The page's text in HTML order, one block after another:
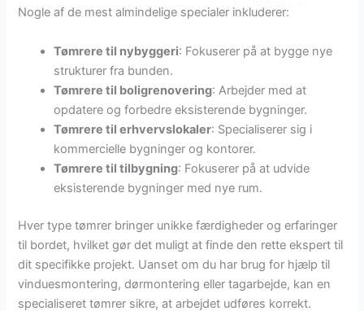
Nogle af de mest almindelige specialer inkluderer:
Tømrere til nybyggeri: Fokuserer på at bygge nye
strukturer fra bunden.
Tømrere til boligrenovering: Arbejder med at
opdatere og forbedre eksisterende bygninger.
Tømrere til erhvervslokaler: Specialiserer sig i
kommercielle bygninger og kontorer.
Tømrere til tilbygning: Fokuserer på at udvide
eksisterende bygninger med nye rum.
Hver type tømrer bringer unikke færdigheder og erfaringer
til bordet, hvilket gør det muligt at finde den rette ekspert til
dit specifikke projekt. Uanset om du har brug for hjælp til
vinduesmontering, dørmontering eller tagarbejde, kan en
specialiseret tømrer sikre, at arbejdet udføres korrekt.